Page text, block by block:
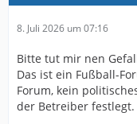
8. Juli 2026 um 07:16
Bitte tut mir nen
Das ist ein Fußball-
Forum, kein
der Betreiber